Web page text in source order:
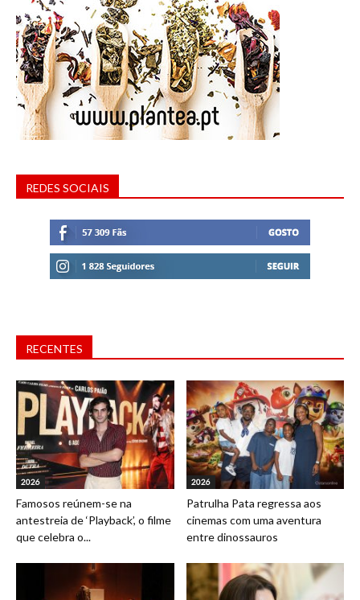
REDES SOCIAIS
RECENTES
2026
Famosos reúnem-se na
antestreia de ‘Playback’, o filme
que celebra o...
2026
Patrulha Pata regressa aos
cinemas com uma aventura
entre dinossauros